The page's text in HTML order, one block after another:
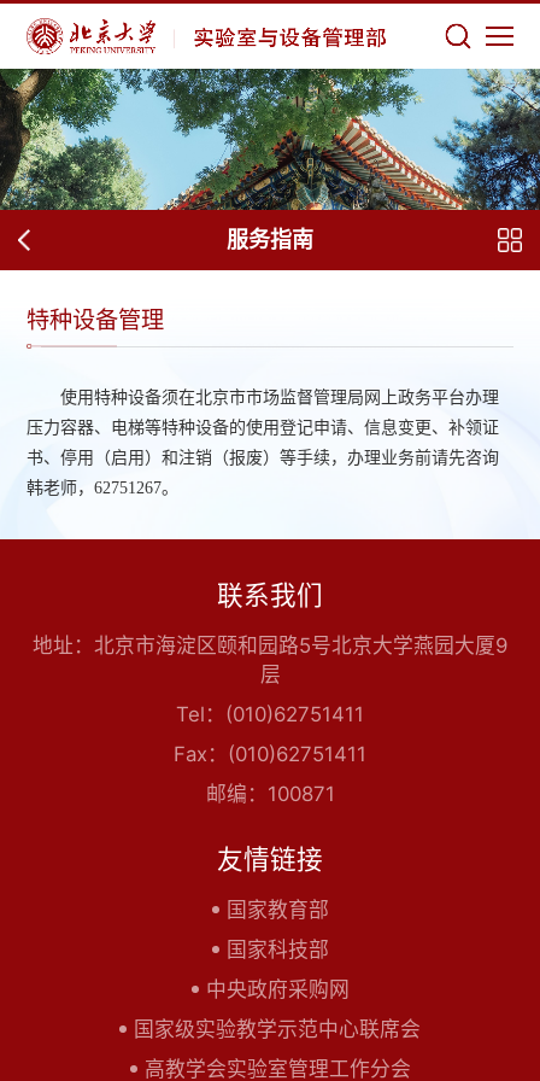
服务指南
特种设备管理
使用特种设备须在北京市市场监督管理局网上政务平台办理
压力容器、电梯等特种设备的使用登记申请、信息变更、补领证
书、停用（启用）和注销（报废）等手续，办理业务前请先咨询
韩老师，62751267。
联系我们
地址：北京市海淀区颐和园路5号北京大学燕园大厦9
层
Tel：(010)62751411
Fax：(010)62751411
邮编：100871
友情链接
国家教育部
国家科技部
中央政府采购网
国家级实验教学示范中心联席会
高教学会实验室管理工作分会